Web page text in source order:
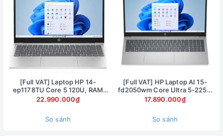
balo, túi xách mang đi mọi nơi.
[Full VAT] Laptop HP 14-
ep1178TU Core 5 120U, RAM
16GB, SSD 1TB, 14 inch FHD,
Windows 11
22.990.000₫
So sánh
[Full VAT] HP Laptop AI 15-
fd2050wm Core Ultra 5-225U
Ram 8GB SSD 512GB Màn hình
15.6inch FullHD Touch
17.890.000₫
So sánh